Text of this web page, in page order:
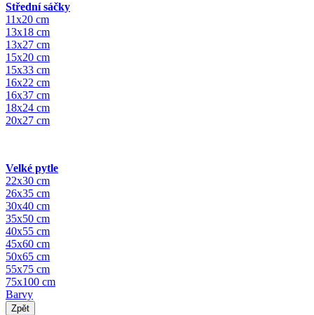
Střední sáčky
11x20 cm
13x18 cm
13x27 cm
15x20 cm
15x33 cm
16x22 cm
16x37 cm
18x24 cm
20x27 cm
Velké pytle
22x30 cm
26x35 cm
30x40 cm
35x50 cm
40x55 cm
45x60 cm
50x65 cm
55x75 cm
75x100 cm
Barvy
Zpět